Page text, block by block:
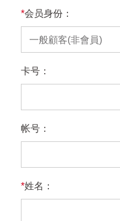
*会员身份：
一般顧客(非會員)
卡号：
帐号：
*姓名：